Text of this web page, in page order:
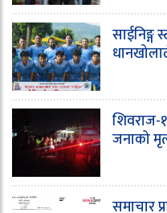
साईनिङ्ग
शिवराज-
जनाको
समाचार